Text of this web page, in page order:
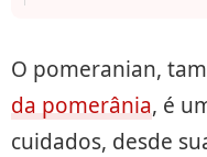
O pomeranian,
da pomerânia, é
cuidados, desde